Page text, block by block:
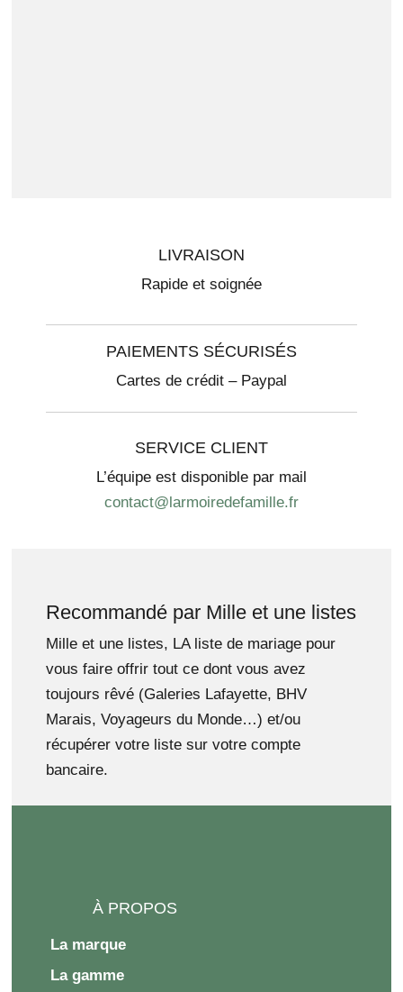
LIVRAISON
Rapide et soignée
PAIEMENTS SÉCURISÉS
Cartes de crédit – Paypal
SERVICE CLIENT
L’équipe est disponible par mail
contact@larmoiredefamille.fr
Recommandé par Mille et une listes
Mille et une listes, LA liste de mariage pour
vous faire offrir tout ce dont vous avez
toujours rêvé (Galeries Lafayette, BHV
Marais, Voyageurs du Monde…) et/ou
récupérer votre liste sur votre compte
bancaire.
À PROPOS
La marque
La gamme